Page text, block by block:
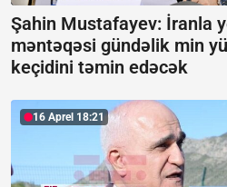
Şahin Mustafayev: İranla
məntəqəsi gündəlik min
keçidini təmin edəcək
16 Aprel 18:21